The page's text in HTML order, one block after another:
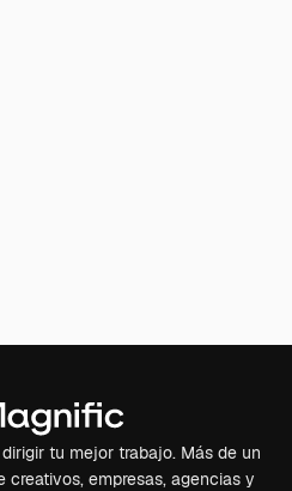
tu mejor trabajo. Más de un
creativos, empresas, agencias y